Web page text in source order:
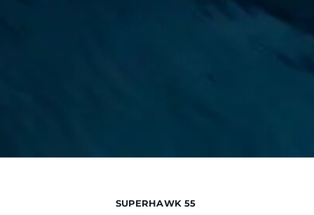
SUPERHAWK 55